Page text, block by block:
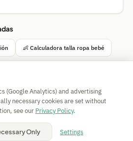
👶 Calculadora talla ropa bebé
Simple Calculator
Privacy | Terms |
🍪 Cookies
💡 Suggest a calculator
(Google Analytics) and advertising
necessary cookies are set without
see our Privacy Policy.
Only Settings